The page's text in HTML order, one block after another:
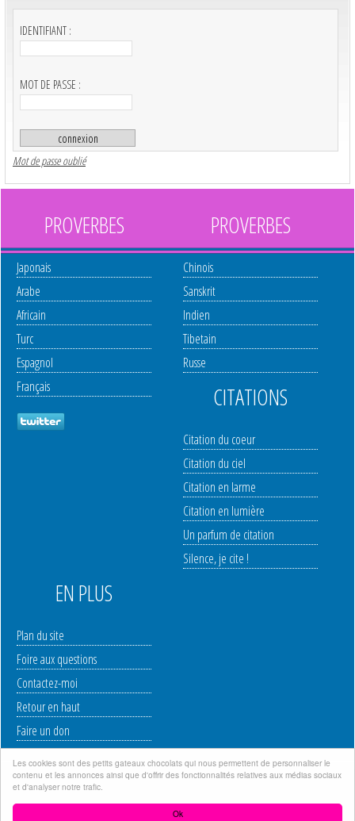
Ok
Les cookies sont des petits gateaux chocolats qui nous permettent de personnaliser le
contenu et les annonces ainsi que d'offrir des fonctionnalités relatives aux médias sociaux
et d'analyser notre trafic.
IDENTIFIANT :
MOT DE PASSE :
Mot de passe oublié
PROVERBES
Japonais
Arabe
Africain
Turc
Espagnol
Français
PROVERBES
Chinois
Sanskrit
Indien
Tibetain
Russe
CITATIONS
Citation du coeur
Citation du ciel
Citation en larme
Citation en lumière
Un parfum de citation
Silence, je cite !
EN PLUS
Plan du site
Foire aux questions
Contactez-moi
Retour en haut
Faire un don
Mentions légales|Politique de protection des données à caractère personnel
Copyright © 2006-2023 WWW.INTOXITATION.COM | Site créé par Stone